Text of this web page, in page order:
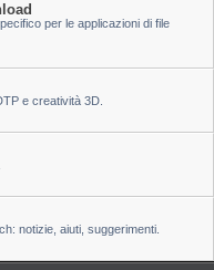
per le applicazioni di file
e creatività 3D.
notizie, aiuti, suggerimenti.